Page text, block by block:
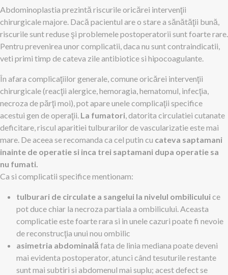
Abdominoplastia prezintă riscurile oricărei intervenţii
chirurgicale majore. Dacă pacientul are o stare a sănătăţii bună,
riscurile sunt reduse şi problemele postoperatorii sunt foarte rare.
Pentru prevenirea unor complicatii, daca nu sunt contraindicatii,
veti primi timp de cateva zile antibiotice si hipocoagulante.
În afara complicaţiilor generale, comune oricărei intervenţii
chirurgicale (reacţii alergice, hemoragia, hematomul, infecţia,
necroza de părţi moi), pot apare unele complicaţii specifice
acestui gen de operaţii. La fumatori, datorita circulatiei cutanate
deficitare, riscul aparitiei tulburarilor de vascularizatie este mai
mare. De aceea se recomanda ca cel putin cu cateva saptamani
inainte de operatie si inca trei saptamani dupa operatie sa
nu fumati.
Ca si complicatii specifice mentionam:
tulburari de circulate a sangelui la nivelul ombiliculuice
pot duce chiar la necroza partiala a ombilicului. Aceasta
complicatie este foarte rara si in unele cazuri poate fi nevoie
de reconstrucţia unui nou ombilic
asimetria abdominalăfata de linia mediana poate deveni
mai evidenta postoperator, atunci când tesuturile restante
sunt mai subtiri si abdomenul mai suplu; acest defect se